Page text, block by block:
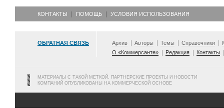
КОНТАКТЫ ПОМОЩЬ УСЛОВИЯ ИСПОЛЬЗОВАНИЯ
ОБРАТНАЯ СВЯЗЬ Архив Авторы Темы Справочники
О «Коммерсанте»
Редакция Контакты
МАТЕРИАЛЫ С ТАКОЙ МЕТКОЙ, ПАРТНЕРСКИЕ ПРОЕКТЫ И НОВОСТИ
КОМПАНИЙ ОПУБЛИКОВАНЫ НА КОММЕРЧЕСКОЙ ОСНОВЕ